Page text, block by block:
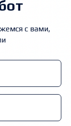
с вами,